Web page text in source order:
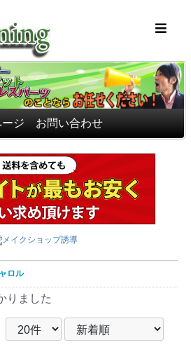
ジ お問い合わせ
ロル
りました